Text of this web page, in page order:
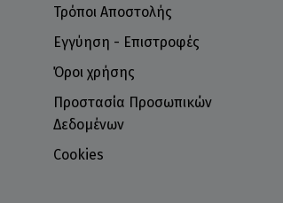
Τρόποι Αποστολής
Εγγύηση - Επιστροφές
Όροι χρήσης
Προστασία Προσωπικών
Δεδομένων
Cookies